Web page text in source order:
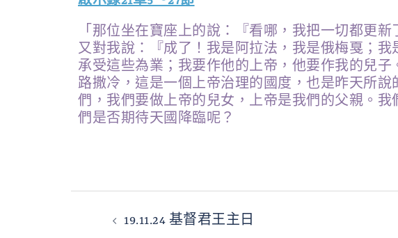
「那位坐在寶座上的說：『看哪，我把一切都更
又對我說：『成了！我是阿拉法，我是俄梅戛；
承受這些為業；我要作他的上帝，他要作我的兒
路撒冷，這是一個上帝治理的國度，也是昨天所
們，我們要做上帝的兒女，上帝是我們的父親。
們是否期待天國降臨呢？
19.11.24 基督君王主日